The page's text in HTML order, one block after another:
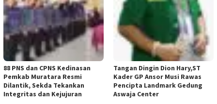
88 PNS dan CPNS Kedinasan
Pemkab Muratara Resmi
Dilantik, Sekda Tekankan
Integritas dan Kejujuran
Tangan Dingin Dion Hary,ST
Kader GP Ansor Musi Rawas
Pencipta Landmark Gedung
Aswaja Center